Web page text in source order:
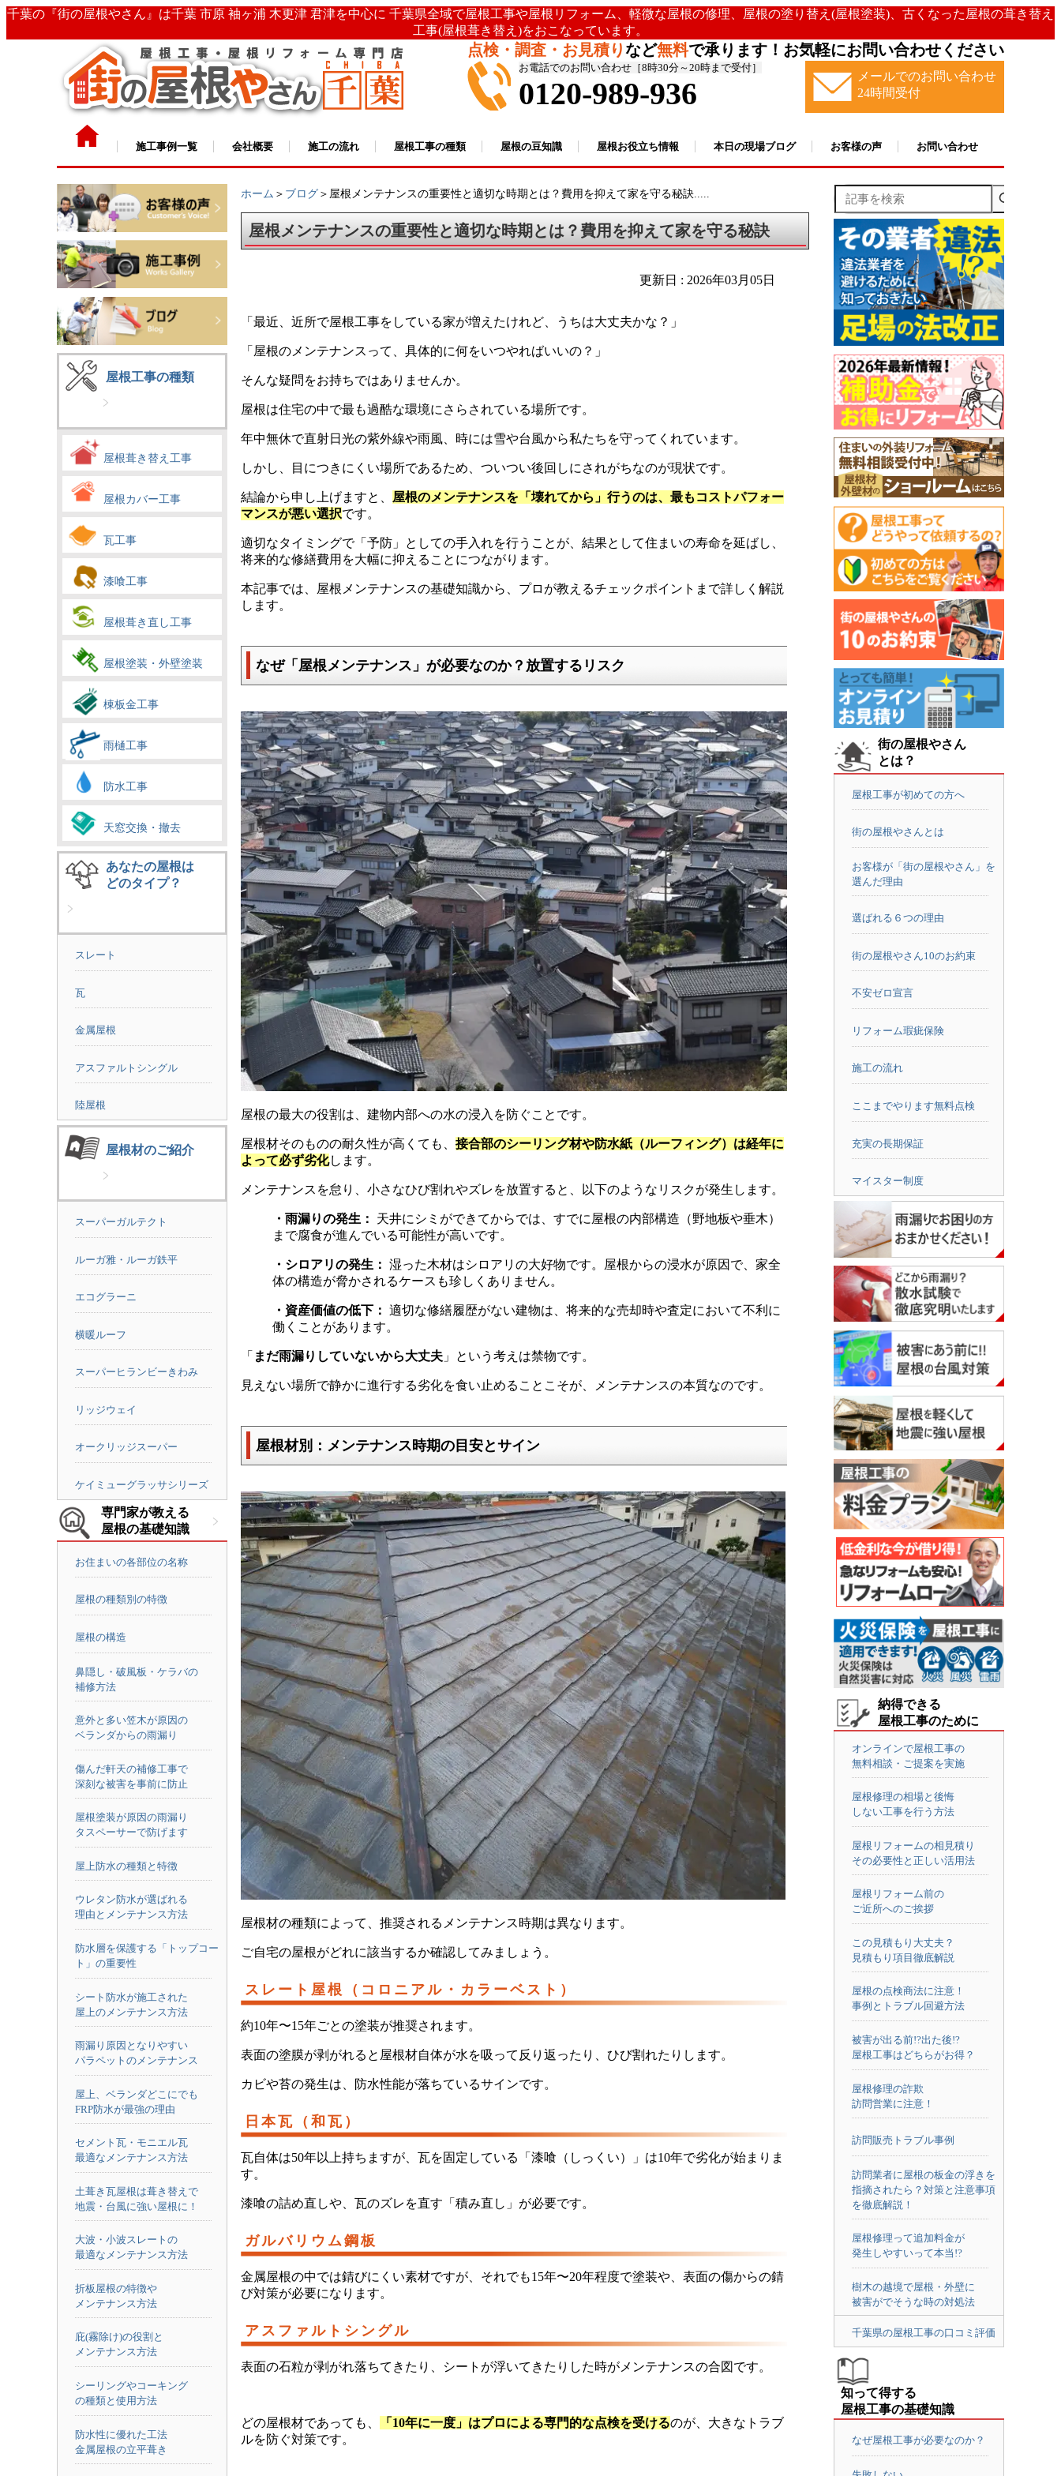
千葉の『街の屋根やさん』は千葉 市原 袖ヶ浦 木更津 君津を中心に 千葉県全域で屋根工事や屋根リフォーム、軽微な屋根の修理、屋根の塗り替え(屋根塗装)、古くなった屋根の葺き替え
工事(屋根葺き替え)をおこなっています。
点検・調査・お見積りなど無料で承ります！お気軽にお問い合わせください
お電話でのお問い合わせ［8時30分～20時まで受付］
0120-989-936
メールでのお問い合わせ
24時間受付
施工事例一覧 会社概要 施工の流れ 屋根工事の種類 屋根の豆知識 屋根お役立ち情報 本日の現場ブログ お客様の声 お問い合わせ
屋根工事の種類
屋根葺き替え工事
屋根カバー工事
瓦工事
漆喰工事
屋根葺き直し工事
屋根塗装・外壁塗装
棟板金工事
雨樋工事
防水工事
天窓交換・撤去
あなたの屋根は
どのタイプ？
スレート
瓦
金属屋根
アスファルトシングル
陸屋根
屋根材のご紹介
スーパーガルテクト
ルーガ雅・ルーガ鉄平
エコグラーニ
横暖ルーフ
スーパーヒランビーきわみ
リッジウェイ
オークリッジスーパー
ケイミューグラッサシリーズ
専門家が教える
屋根の基礎知識
お住まいの各部位の名称
屋根の種類別の特徴
屋根の構造
鼻隠し・破風板・ケラバの
補修方法
意外と多い笠木が原因の
ベランダからの雨漏り
傷んだ軒天の補修工事で
深刻な被害を事前に防止
屋根塗装が原因の雨漏り
タスペーサーで防げます
屋上防水の種類と特徴
ウレタン防水が選ばれる
理由とメンテナンス方法
防水層を保護する「トップコー
ト」の重要性
シート防水が施工された
屋上のメンテナンス方法
雨漏り原因となりやすい
パラペットのメンテナンス
屋上、ベランダどこにでも
FRP防水が最強の理由
セメント瓦・モニエル瓦
最適なメンテナンス方法
土葺き瓦屋根は葺き替えで
地震・台風に強い屋根に！
大波・小波スレートの
最適なメンテナンス方法
折板屋根の特徴や
メンテナンス方法
庇(霧除け)の役割と
メンテナンス方法
シーリングやコーキング
の種類と使用方法
防水性に優れた工法
金属屋根の立平葺き
ホーム ＞ ブログ ＞屋根メンテナンスの重要性と適切な時期とは？費用を抑えて家を守る秘訣.....
屋根メンテナンスの重要性と適切な時期とは？費用を抑えて家を守る秘訣
更新日 : 2026年03月05日
「最近、近所で屋根工事をしている家が増えたけれど、うちは大丈夫かな？」
「屋根のメンテナンスって、具体的に何をいつやればいいの？」
そんな疑問をお持ちではありませんか。
屋根は住宅の中で最も過酷な環境にさらされている場所です。
年中無休で直射日光の紫外線や雨風、時には雪や台風から私たちを守ってくれています。
しかし、目につきにくい場所であるため、ついつい後回しにされがちなのが現状です。
結論から申し上げますと、 屋根のメンテナンスを「壊れてから」行うのは、最もコストパフォー
マンスが悪い選択です。
適切なタイミングで「予防」としての手入れを行うことが、結果として住まいの寿命を延ばし、
将来的な修繕費用を大幅に抑えることにつながります。
本記事では、屋根メンテナンスの基礎知識から、プロが教えるチェックポイントまで詳しく解説
します。
なぜ「屋根メンテナンス」が必要なのか？放置するリスク
屋根の最大の役割は、建物内部への水の浸入を防ぐことです。
屋根材そのものの耐久性が高くても、 接合部のシーリング材や防水紙（ルーフィング）は経年に
よって必ず劣化します。
メンテナンスを怠り、小さなひび割れやズレを放置すると、以下のようなリスクが発生します。
・雨漏りの発生：
天井にシミができてからでは、すでに屋根の内部構造（野地板や垂木）
まで腐食が進んでいる可能性が高いです。
・シロアリの発生： 湿った木材はシロアリの大好物です。屋根からの浸水が原因で、家全
体の構造が脅かされるケースも珍しくありません。
・資産価値の低下： 適切な修繕履歴がない建物は、将来的な売却時や査定において不利に
働くことがあります。
「 まだ雨漏りしていないから大丈夫 」という考えは禁物です。
見えない場所で静かに進行する劣化を食い止めることこそが、メンテナンスの本質なのです。
屋根材別：メンテナンス時期の目安とサイン
屋根材の種類によって、推奨されるメンテナンス時期は異なります。
ご自宅の屋根がどれに該当するか確認してみましょう。
スレート屋根（コロニアル・カラーベスト）
約10年〜15年ごとの塗装が推奨されます。
表面の塗膜が剥がれると屋根材自体が水を吸って反り返ったり、ひび割れたりします。
カビや苔の発生は、防水性能が落ちているサインです。
日本瓦（和瓦）
瓦自体は50年以上持ちますが、瓦を固定している「漆喰（しっくい）」は10年で劣化が始まりま
す。
漆喰の詰め直しや、瓦のズレを直す「積み直し」が必要です。
ガルバリウム鋼板
金属屋根の中では錆びにくい素材ですが、それでも15年〜20年程度で塗装や、表面の傷からの錆
び対策が必要になります。
アスファルトシングル
表面の石粒が剥がれ落ちてきたり、シートが浮いてきたりした時がメンテナンスの合図です。
どの屋根材であっても、 「10年に一度」はプロによる専門的な点検を受けるのが、大きなトラブ
ルを防ぐ対策です。
記事を検索
街の屋根やさん
とは？
屋根工事が初めての方へ
街の屋根やさんとは
お客様が「街の屋根やさん」を
選んだ理由
選ばれる６つの理由
街の屋根やさん10のお約束
不安ゼロ宣言
リフォーム瑕疵保険
施工の流れ
ここまでやります無料点検
充実の長期保証
マイスター制度
納得できる
屋根工事のために
オンラインで屋根工事の
無料相談・ご提案を実施
屋根修理の相場と後悔
しない工事を行う方法
屋根リフォームの相見積り
その必要性と正しい活用法
屋根リフォーム前の
ご近所へのご挨拶
この見積もり大丈夫？
見積もり項目徹底解説
屋根の点検商法に注意！
事例とトラブル回避方法
被害が出る前!?出た後!?
屋根工事はどちらがお得？
屋根修理の詐欺
訪問営業に注意！
訪問販売トラブル事例
訪問業者に屋根の板金の浮きを
指摘されたら？対策と注意事項
を徹底解説！
屋根修理って追加料金が
発生しやすいって本当!?
樹木の越境で屋根・外壁に
被害がでそうな時の対処法
千葉県の屋根工事の口コミ評価
知って得する
屋根工事の基礎知識
なぜ屋根工事が必要なのか？